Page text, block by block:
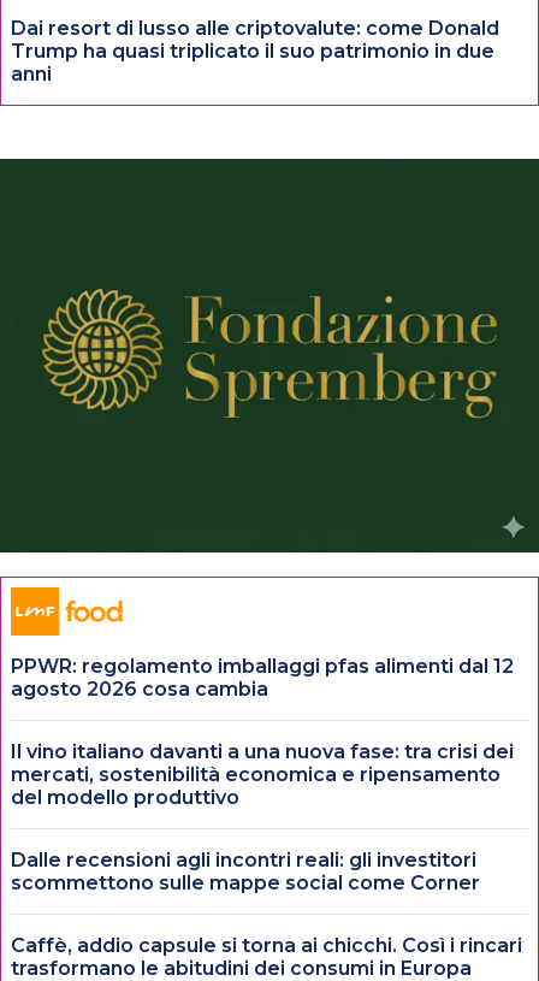
Dai resort di lusso alle criptovalute: come Donald
Trump ha quasi triplicato il suo patrimonio in due
anni
PPWR: regolamento imballaggi pfas alimenti dal 12
agosto 2026 cosa cambia
Il vino italiano davanti a una nuova fase: tra crisi dei
mercati, sostenibilità economica e ripensamento
del modello produttivo
Dalle recensioni agli incontri reali: gli investitori
scommettono sulle mappe social come Corner
Caffè, addio capsule si torna ai chicchi. Così i rincari
trasformano le abitudini dei consumi in Europa